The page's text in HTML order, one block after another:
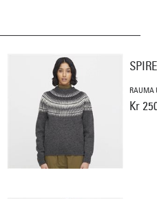
RAUMA
Kr